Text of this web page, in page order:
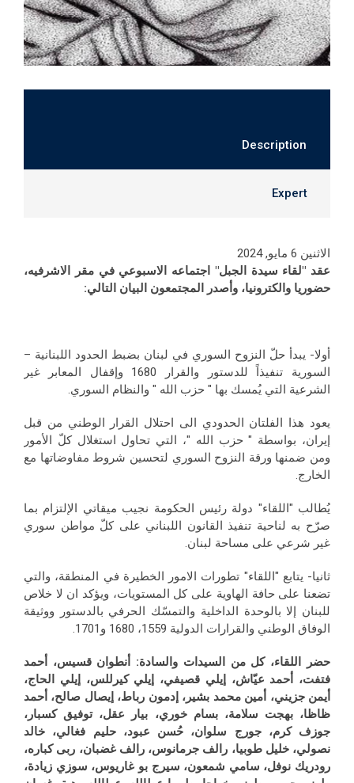
Description
Expert
الاثنين 6 مايو, 2024
عقد "لقاء سيدة الجبل" اجتماعه الاسبوعي في مقر الاشرفيه،
حضوريا والكترونيا، وأصدر المجتمعون البيان التالي:
أولا- يبدأ حلّ النزوح السوري في لبنان بضبط الحدود اللبنانية –
السورية تنفيذاً للدستور والقرار 1680 وإقفال المعابر غير
الشرعية التي يُمسك بها " حزب الله " والنظام السوري.
يعود هذا الفلتان الحدودي الى احتلال القرار الوطني من قبل
إيران، بواسطة " حزب الله "، التي تحاول استغلال كلّ الأمور
ومن ضمنها ورقة النزوح السوري لتحسين شروط مفاوضاتها مع
الخارج.
يُطالب "اللقاء" دولة رئيس الحكومة نجيب ميقاتي الإلتزام بما
صرّح به لناحية تنفيذ القانون اللبناني على كلّ مواطن سوري
غير شرعي على مساحة لبنان.
ثانيا- يتابع "اللقاء" تطورات الامور الخطيرة في المنطقة، والتي
تضعنا على حافة الهاوية على كل المستويات، ويؤكد ان لا خلاص
للبنان إلا بالوحدة الداخلية والتمسّك الحرفي بالدستور ووثيقة
الوفاق الوطني والقرارات الدولية 1559، 1680 و1701.
حضر اللقاء، كل من السيدات والسادة: أنطوان قسيس، أحمد
فتفت، أحمد عيّاش، إيلي قصيفي، إيلي كيرللس، إيلي الحاج،
أيمن جزيني، أمين محمد بشير، إدمون رباط، إيصال صالح، أحمد
ظاظا، بهجت سلامة، بسام خوري، بيار عقل، توفيق كسبار،
جوزف كرم، جورج سلوان، حُسن عبود، حليم فغالي، خالد
نصولي، خليل طوبيا، رالف جرمانوس، رالف غضبان، ربى كباره،
رودريك نوفل، سامي شمعون، سيرج بو غاريوس، سوزي زيادة،